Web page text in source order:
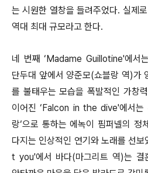
는 시원한 열창을 들려주었다. 실제
역대 최대 규모라고 한다.
네 번째 ‘Madame Guillotine'에서
단두대 앞에서 양준모(쇼블랑 역)가
를 불태우는 모습을 폭발적인 가창
이어진 ‘Falcon in the dive'에서는
랑‘으로 통하는 에녹이 핌퍼넬의 정
다지는 인상적인 연기와 노래를 선
t you'에서 바다(마그리트 역)는 결